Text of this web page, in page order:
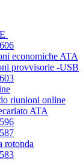
economiche ATA
provvisorie -USB
riunioni online
ATA
rotonda